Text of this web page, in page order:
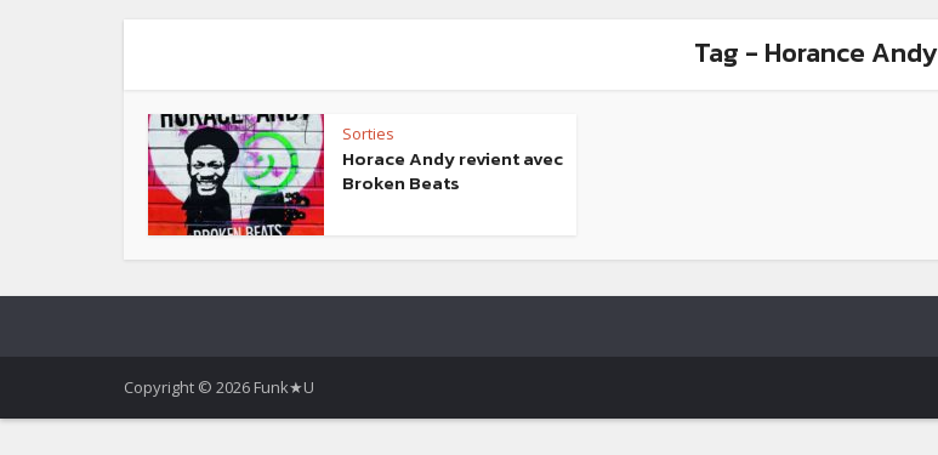
Tag - Horance Andy
Sorties
Horace Andy revient avec
Broken Beats
Copyright © 2026 Funk★U